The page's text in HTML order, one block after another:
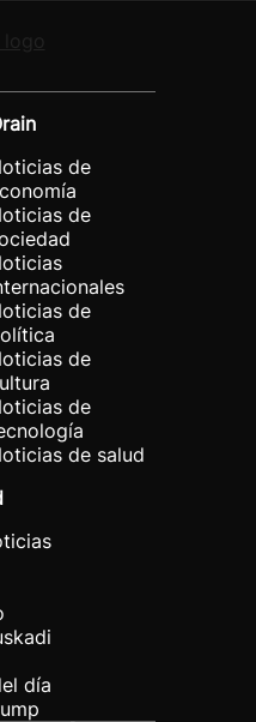
de
de
de
de
de
de salud
día